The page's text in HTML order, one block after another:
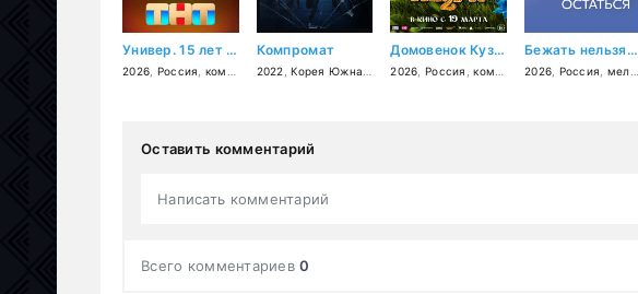
Универ. 15 лет спустя
2026 Россия комедия
Компромат
2022 ,Корея Южная триллер ,криминал, боевик
Домовенок Кузя 2
2026 Россия ,комедия ,семейный,фэнтези
Бежать нельзя остаться
2026 Россия мелодрама
Оставить комментарий
Написать комментарий
Всего комментариев0